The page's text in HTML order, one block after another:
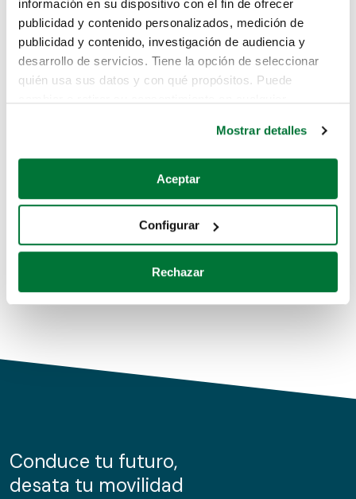
información en su dispositivo con el fin de ofrecer
publicidad y contenido personalizados, medición de
publicidad y contenido, investigación de audiencia y
desarrollo de servicios. Tiene la opción de seleccionar
quién usa sus datos y con qué propósitos. Puede
Si lo permite, también quisiéramos:
Recopilar información sobre su ubicación geográfica
Identificar su dispositivo analizándolo activamente
para buscar características específicas (huellas
Obtenga más información sobre cómo se procesan sus
de cookies.
información sobre el uso que haga del sitio web con
nuestros partners de redes sociales, publicidad y análisis
Mostrar detalles
Aceptar
Configurar
Rechazar
te hemos traido hasta aquí.
Pero puedes encontrar el coche que estás
buscando en alguno de estos enlaces:
Coches de segunda mano
Coches de km0
Conduce tu futuro,
desata tu movilidad